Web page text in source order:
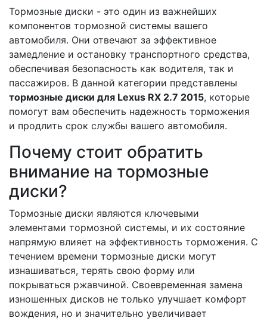
Тормозные диски - это один из важнейших
компонентов тормозной системы вашего
автомобиля. Они отвечают за эффективное
замедление и остановку транспортного средства,
обеспечивая безопасность как водителя, так и
пассажиров. В данной категории представлены
тормозные диски для Lexus RX 2.7 2015, которые
помогут вам обеспечить надежность торможения
и продлить срок службы вашего автомобиля.
Почему стоит обратить
внимание на тормозные
диски?
Тормозные диски являются ключевыми
элементами тормозной системы, и их состояние
напрямую влияет на эффективность торможения. С
течением времени тормозные диски могут
изнашиваться, терять свою форму или
покрываться ржавчиной. Своевременная замена
изношенных дисков не только улучшает комфорт
вождения, но и значительно увеличивает